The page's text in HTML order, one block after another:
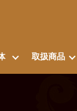
取扱商品